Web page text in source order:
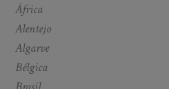
África
Alentejo
Algarve
Bélgica